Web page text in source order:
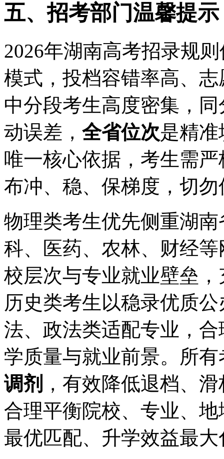
五、招考部门温馨提示
2026年湖南高考招录规
模式，投档容错率高、
中分段考生高度密集，
动误差， 全省位次是精
唯一核心依据，考生需
布冲、稳、保梯度，切
物理类考生优先侧重湖
科、医药、农林、财经
校层次与专业就业壁垒
历史类考生以稳录优质
法、政法类适配专业，
学质量与就业前景。所
调剂 ，有效降低退档、
合理平衡院校、专业、
最优匹配、升学效益最大